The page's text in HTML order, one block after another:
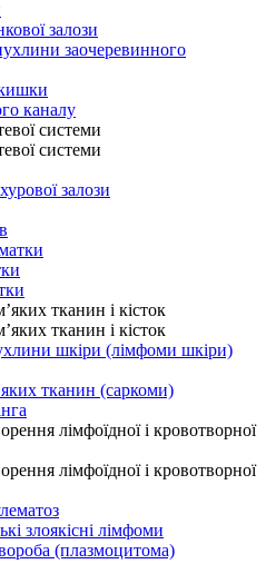
залози
заочеревинного
каналу
системи
системи
залози
тканин і кісток
тканин і кісток
шкіри (лімфоми шкіри)
тканин (саркоми)
лімфоїдної і кровотворної
лімфоїдної і кровотворної
злоякісні лімфоми
(плазмоцитома)